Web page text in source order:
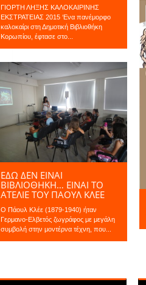
ΓΙΟΡΤΗ ΛΗΞΗΣ ΚΑΛΟΚΑΙΡΙΝΗΣ
ΕΚΣΤΡΑΤΕΙΑΣ 2015 ‘Ενα πανέμορφο
καλοκαίρι στη Δημοτική Βιβλιοθήκη
Κορωπίου, έφτασε στο...
ΕΔΩ ΔΕΝ ΕΙΝΑΙ
ΒΙΒΛΙΟΘΗΚΗ… ΕΙΝΑΙ ΤΟ
ΑΤΕΛΙΕ ΤΟΥ ΠΑΟΥΛ ΚΛΕΕ
Ο Πάουλ Κλέε (1879-1940) ήταν
Γερμανο-Ελβετός ζωγράφος με μεγάλη
συμβολή στην μοντέρνα τέχνη, που...